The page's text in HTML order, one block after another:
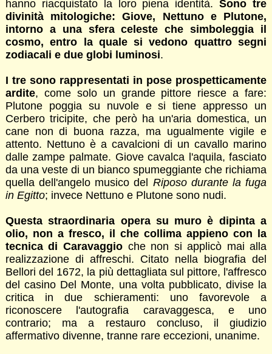
hanno riacquistato la loro piena identità.Sono tre
divinità mitologiche: Giove, Nettuno e Plutone,
intorno a una sfera celeste che simboleggia il
cosmo, entro la quale si vedono quattro segni
zodiacali e due globi luminosi.
I tre sono rappresentati in pose prospetticamente
ardite, come solo un grande pittore riesce a fare:
Plutone poggia su nuvole e si tiene appresso un
Cerbero tricipite, che però ha un'aria domestica, un
cane non di buona razza, ma ugualmente vigile e
attento. Nettuno è a cavalcioni di un cavallo marino
dalle zampe palmate. Giove cavalca l'aquila, fasciato
da una veste di un bianco spumeggiante che richiama
quella dell'angelo musico del Riposo durante la fuga
in Egitto; invece Nettuno e Plutone sono nudi.
Questa straordinaria opera su muro è dipinta a
olio, non a fresco, il che collima appieno con la
tecnica di Caravaggio che non si applicò mai alla
realizzazione di affreschi. Citato nella biografia del
Bellori del 1672, la più dettagliata sul pittore, l'affresco
del casino Del Monte, una volta pubblicato, divise la
critica in due schieramenti: uno favorevole a
riconoscere l'autografia caravaggesca, e uno
contrario; ma a restauro concluso, il giudizio
affermativo divenne, tranne rare eccezioni, unanime.